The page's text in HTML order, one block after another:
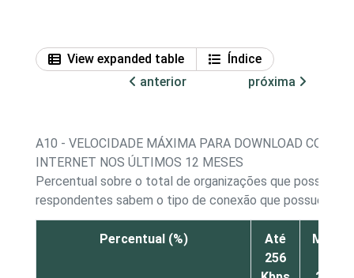
View expanded table
Índice
anterior
próxima
A10 - VELOCIDADE MÁXIMA PARA DOWNLOAD
INTERNET NOS ÚLTIMOS 12 MESES
Percentual sobre o total de organizações que
respondentes sabem o tipo de conexão que possuem*
Percentual (%)
Até
256
Mais